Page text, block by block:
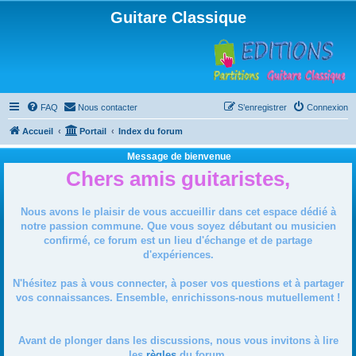
Guitare Classique
FAQ Nous contacter Connexion
S’enregistrer
Accueil Portail Index du forum
Message de bienvenue
Chers amis guitaristes,
Nous avons le plaisir de vous accueillir dans cet espace dédié à
notre passion commune. Que vous soyez débutant ou musicien
confirmé, ce forum est un lieu d'échange et de partage
d'expériences.
N'hésitez pas à vous connecter, à poser vos questions et à partager
vos connaissances. Ensemble, enrichissons-nous mutuellement !
Avant de plonger dans les discussions, nous vous invitons à lire